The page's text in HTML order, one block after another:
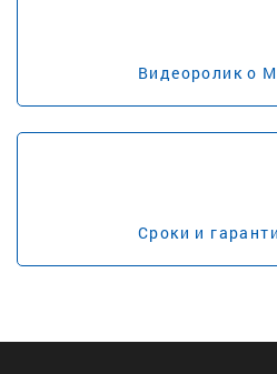
Видеоролик о
Сроки и